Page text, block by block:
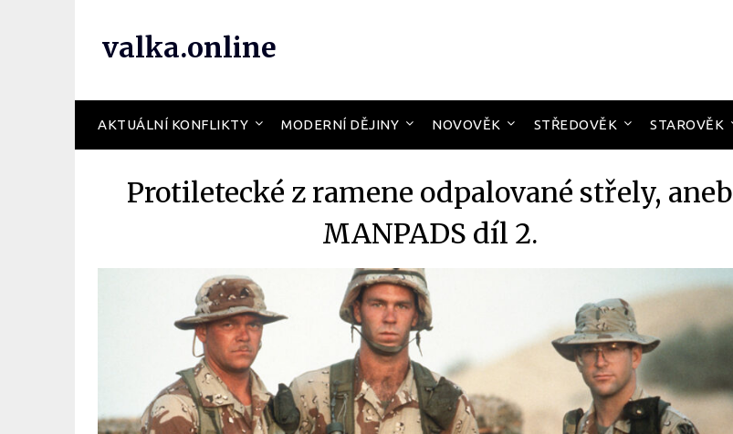
valka.online
AKTUÁLNÍ KONFLIKTY MODERNÍ DĚJINY NOVOVĚK STŘEDOVĚK STAROVĚK
Protiletecké z ramene odpalované střely, aneb
MANPADS díl 2.